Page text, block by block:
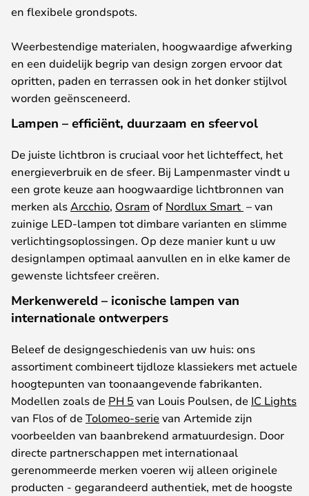
en flexibelegrondspots.
Weerbestendige materialen, hoogwaardige afwerking
en een duidelijk begrip van design zorgen ervoordat
opritten, paden en terrassen ook in hetdonker stijlvol
worden geënsceneerd.
Lampen – efficiënt, duurzaam en sfeervol
De juiste lichtbron iscruciaalvoor het lichteffect, het
energieverbruiken de sfeer. Bij Lampenmastervindt u
een grote keuze aan hoogwaardige lichtbronnen van
merken alsArcchio, Osram of Nordlux Smart – van
zuinige LED-lampen totdimbarevarianten en slimme
verlichtingsoplossingen. Op deze manier kunt u uw
designlampen optimaal aanvullen en in elke kamerde
gewenste lichtsfeercreëren.
Merkenwereld – iconische lampen van
internationale ontwerpers
Beleefdedesigngeschiedenisvan uw huis: ons
assortimentcombineerttijdloze klassiekers met actuele
hoogtepunten van toonaangevendefabrikanten.
Modellen zoalsde PH 5 van Louis Poulsen, de IC Lights
van FlosofdeTolomeo-serievan Artemide zijn
voorbeelden van baanbrekend armatuurdesign. Door
directe partnerschappen met internationaal
gerenommeerde merken voeren wij alleen originele
producten - gegarandeerd authentiek, metde hoogste